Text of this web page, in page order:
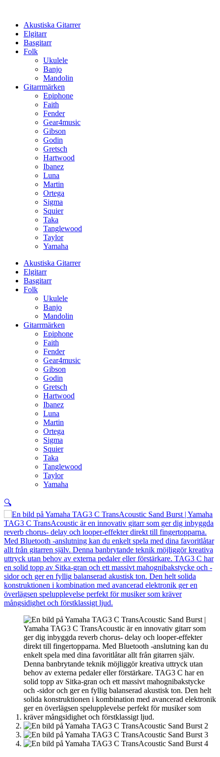
innehållAkustiska Gitarrer
Elgitarr
Basgitarr
Folk
Ukulele
Banjo
Mandolin
Gitarrmärken
Epiphone
Faith
Fender
Gear4music
Gibson
Godin
Gretsch
Hartwood
Ibanez
Luna
Martin
Ortega
Sigma
Squier
Taka
Tanglewood
Taylor
Yamaha
Akustiska Gitarrer
Elgitarr
Basgitarr
Folk
Ukulele
Banjo
Mandolin
Gitarrmärken
Epiphone
Faith
Fender
Gear4music
Gibson
Godin
Gretsch
Hartwood
Ibanez
Luna
Martin
Ortega
Sigma
Squier
Taka
Tanglewood
Taylor
Yamaha
🔍